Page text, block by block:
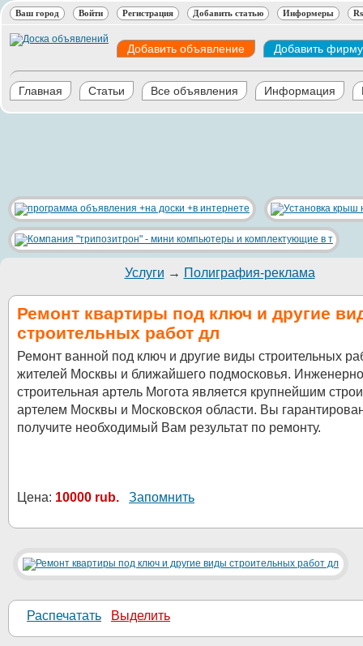
Ваш город Войти Регистрация Добавить статью Информеры
Добавить объявление Добавить фирму
Главная Статьи Все объявления Информация
Услуги → Полиграфия-реклама
Ремонт квартиры под ключ и другие
строительных работ дл
Ремонт ванной под ключ и другие виды строительных
жителей Москвы и ближайшего подмосковья.
строительная артель Могота является крупнейшим
артелем Москвы и Московскоя области. Вы
получите необходимый Вам результат по ремонту.
Цена: 10000 rub. Запомнить
Распечатать Выделить